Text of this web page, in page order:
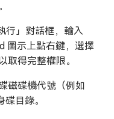
行」對話框，輸入
圖示上點右鍵，選擇
取得完整權限。
磁碟機代號（例如
目錄。